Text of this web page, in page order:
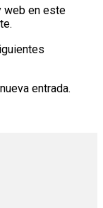
web en este
entrada.